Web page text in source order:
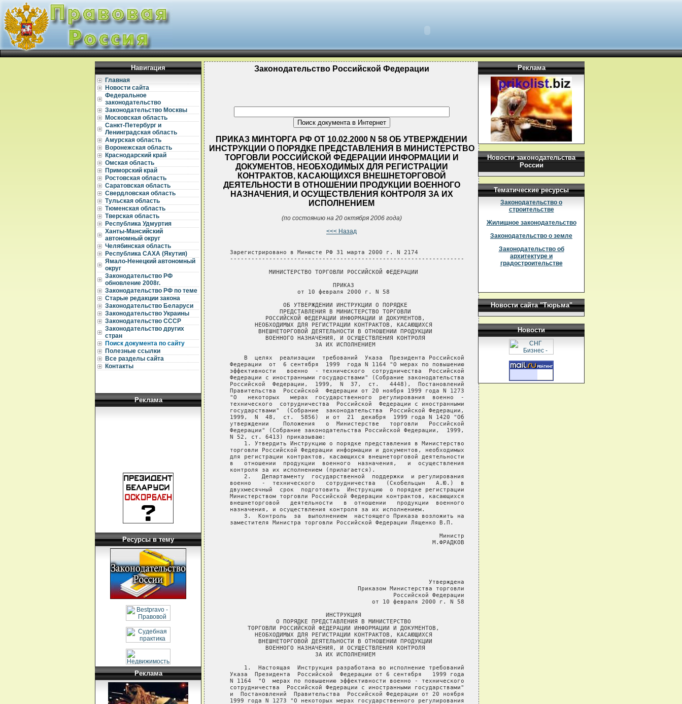
Навигация
Главная
Новости сайта
Федеральное
законодательство
Законодательство Москвы
Московская область
Санкт-Петербург и
Ленинградская область
Амурская область
Воронежская область
Краснодарский край
Омская область
Приморский край
Ростовская область
Саратовская область
Свердловская область
Тульская область
Тюменская область
Тверская область
Республика Удмуртия
Ханты-Мансийский
автономный округ
Челябинская область
Республика САХА (Якутия)
Ямало-Ненецкий автономный
округ
Законодательство РФ
обновление 2008г.
Законодательство РФ по теме
Старые редакции закона
Законодательство Беларуси
Законодательство Украины
Законодательство СССР
Законодательство других
стран
Поиск документа по сайту
Полезные ссылки
Все разделы сайта
Контакты
Реклама
Ресурсы в тему
Реклама
Законодательство Российской Федерации
ПРИКАЗ МИНТОРГА РФ ОТ 10.02.2000 N 58 ОБ УТВЕРЖДЕНИИ
ИНСТРУКЦИИ О ПОРЯДКЕ ПРЕДСТАВЛЕНИЯ В МИНИСТЕРСТВО
ТОРГОВЛИ РОССИЙСКОЙ ФЕДЕРАЦИИ ИНФОРМАЦИИ И
ДОКУМЕНТОВ, НЕОБХОДИМЫХ ДЛЯ РЕГИСТРАЦИИ
КОНТРАКТОВ, КАСАЮЩИХСЯ ВНЕШНЕТОРГОВОЙ
ДЕЯТЕЛЬНОСТИ В ОТНОШЕНИИ ПРОДУКЦИИ ВОЕННОГО
НАЗНАЧЕНИЯ, И ОСУЩЕСТВЛЕНИЯ КОНТРОЛЯ ЗА ИХ
ИСПОЛНЕНИЕМ
(по состоянию на 20 октября 2006 года)
<<< Назад
Реклама
Новости законодательства
России
Тематические ресурсы
Законодательство о
строительстве
Жилищное законодательство
Законодательство о земле
Законодательство об
архитектуре и
градостроительстве
Новости сайта "Тюрьма"
Новости